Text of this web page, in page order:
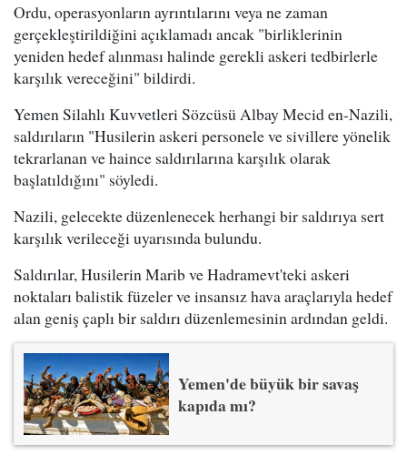
Ordu, operasyonların ayrıntılarını veya ne zaman
gerçekleştirildiğini açıklamadı ancak "birliklerinin
yeniden hedef alınması halinde gerekli askeri tedbirlerle
karşılık vereceğini" bildirdi.
Yemen Silahlı Kuvvetleri Sözcüsü Albay Mecid en-Nazili,
saldırıların "Husilerin askeri personele ve sivillere yönelik
tekrarlanan ve haince saldırılarına karşılık olarak
başlatıldığını" söyledi.
Nazili, gelecekte düzenlenecek herhangi bir saldırıya sert
karşılık verileceği uyarısında bulundu.
Saldırılar, Husilerin Marib ve Hadramevt'teki askeri
noktaları balistik füzeler ve insansız hava araçlarıyla hedef
alan geniş çaplı bir saldırı düzenlemesinin ardından geldi.
Yemen'de büyük bir savaş
kapıda mı?